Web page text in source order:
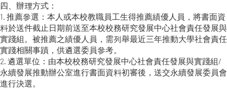
四、辦理方式：
1. 推薦參選：本人或本校教職員工生得推薦績優人員，將書面資
料於送件截止日期前送至本校校務研究發展中心社會責任發展與
實踐組。被推薦之績優人員，需列舉最近三年推動大學社會責任
實踐相關事蹟，供遴選委員參考。
2. 遴選單位：由本校校務研究發展中心社會責任發展與實踐組/
永續發展推動辦公室進行書面資料初審後，送交永續發展委員會
進行決選。